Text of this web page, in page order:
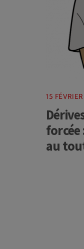
15
forcée
au